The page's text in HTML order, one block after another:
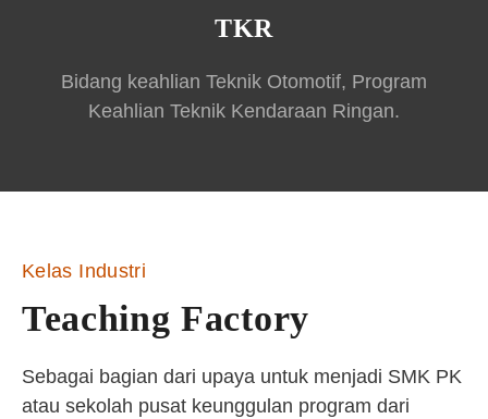
TKR
Bidang keahlian Teknik Otomotif, Program
Keahlian Teknik Kendaraan Ringan.
Kelas Industri
Teaching Factory
Sebagai bagian dari upaya untuk menjadi SMK PK
atau sekolah pusat keunggulan program dari